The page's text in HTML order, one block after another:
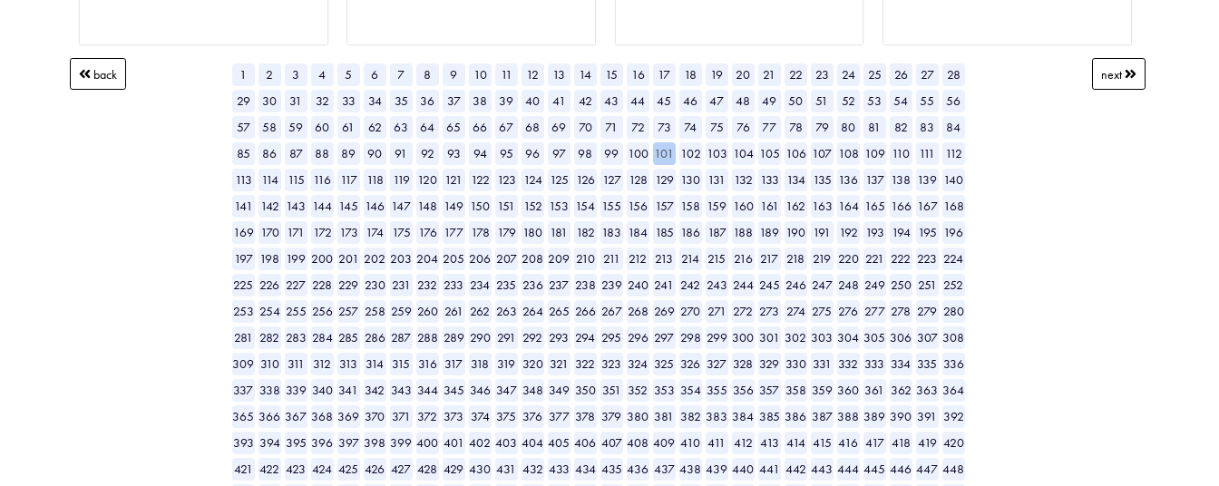
next
1 2 3 4 5 6 7 8 9 10 11 12 13 14 15 16 17 18 19 20 21 22 23 24 25 26 27
28
29
30 31 32 33 34 35 36 37 38 39 40 41 42 43 44 45 46 47 48 49 50 51 52 53 54 55
56
57
58 59 60 61 62 63 64 65 66 67 68 69 70 71 72 73 74 75 76 77 78 79 80 81 82 83
84
85
86 87 88 89 90 91 92 93 94 95 96 97 98 99 100 101 102 103 104 105 106 107 108 109 110 111
112
113
114 115 116 117 118 119 120 121 122 123 124 125 126 127 128 129 130 131 132 133 134 135 136 137 138 139 140
141
142 143 144 145 146 147 148 149 150 151 152 153 154 155 156 157 158 159 160 161 162 163 164 165 166 167 168
169 170 171 172 173 174 175 176 177 178 179 180 181 182 183 184 185 186 187 188 189 190 191 192 193 194 195 196
197 198 199 200 201 202 203 204 205 206 207 208 209 210 211 212 213 214 215 216 217 218 219 220 221 222 223 224
225 226 227 228 229 230 231 232 233 234 235 236 237 238 239 240 241 242 243 244 245 246 247 248 249 250 251
252
253 254 255 256 257 258 259 260 261 262 263 264 265 266 267 268 269 270 271 272 273 274 275 276 277 278 279 280
281
282 283 284 285 286 287 288 289 290 291 292 293 294 295 296 297 298 299 300 301 302 303 304 305 306 307 308
309 310 311 312 313 314 315 316 317 318 319 320 321 322 323 324 325 326 327 328 329 330 331 332 333 334 335 336
337 338 339 340 341 342 343 344 345 346 347 348 349 350 351 352 353 354 355 356 357 358 359 360 361 362 363 364
365 366 367 368 369 370 371 372 373 374 375 376 377 378 379 380 381 382 383 384 385 386 387 388 389 390 391
392
393 394 395 396 397 398 399 400 401 402 403 404 405 406 407 408 409 410 411 412 413 414 415 416 417 418 419 420
421 422 423 424 425 426 427 428 429 430 431 432 433 434 435 436 437 438 439 440 441 442 443 444 445 446 447 448
back